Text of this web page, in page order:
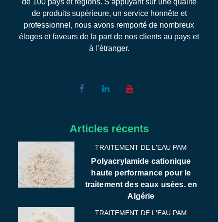
de produits supérieure, un service honnête et
professionnel, nous avons remporté de nombreux
éloges et faveurs de la part de nos clients au pays et
à l’étranger.
Articles récents
TRAITEMENT DE L'EAU PAM
Polyacrylamide cationique
haute performance pour le
traitement des eaux usées. en
Algérie
TRAITEMENT DE L'EAU PAM